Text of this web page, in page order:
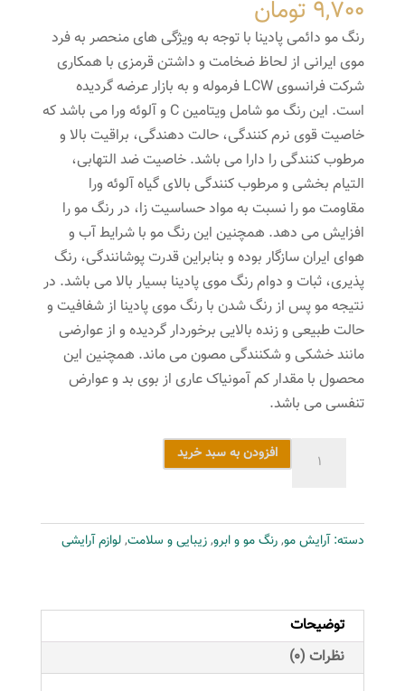
9,700 تومان
رنگ مو دائمی پادینا با توجه به ویژگی های منحصر به فرد
موی ایرانی از لحاظ ضخامت و داشتن قرمزی با همکاری
شرکت فرانسوی LCW فرموله و به بازار عرضه گردیده
است. این رنگ مو شامل ویتامین C و آلوئه ورا می باشد که
خاصیت قوی نرم کنندگی، حالت دهندگی، براقیت بالا و
مرطوب کنندگی را دارا می باشد. خاصیت ضد التهابی،
التیام بخشی و مرطوب کنندگی بالای گیاه آلوئه ورا
مقاومت مو را نسبت به مواد حساسیت زا، در رنگ مو را
افزایش می دهد. همچنین این رنگ مو با شرایط آب و
هوای ایران سازگار بوده و بنابراین قدرت پوشانندگی، رنگ
پذیری، ثبات و دوام رنگ موی پادینا بسیار بالا می باشد. در
نتیجه مو پس از رنگ شدن با رنگ موی پادینا از شفافیت و
حالت طبیعی و زنده بالایی برخوردار گردیده و از عوارضی
مانند خشکی و شکنندگی مصون می ماند. همچنین این
محصول با مقدار کم آمونیاک عاری از بوی بد و عوارض
تنفسی می باشد.
شماره
RV6-
حجم
100
میلی
افزودن به سبد خرید
دسته:آرایش مو,رنگ مو و ابرو,زیبایی و سلامت,لوازم آرایشی
توضیحات
نظرات (0)